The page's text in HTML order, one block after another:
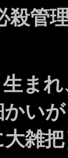
殺管
ま
かい
雑